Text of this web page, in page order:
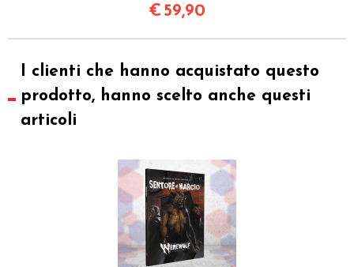
€ 59,90
I clienti che hanno acquistato questo
prodotto, hanno scelto anche questi
articoli